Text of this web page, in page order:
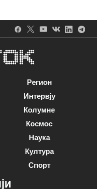
Регион
Интервју
Колумне
Космос
Наука
Култура
Спорт